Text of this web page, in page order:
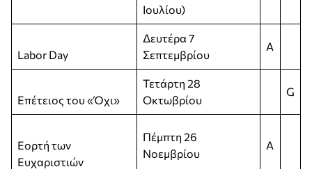
Ιουλίου)
Labor Day
Δευτέρα 7
Σεπτεμβρίου
A
Επέτειος του «Όχι»
Τετάρτη 28
Οκτωβρίου
G
Εορτή των
Ευχαριστιών
Πέμπτη 26
Νοεμβρίου
A